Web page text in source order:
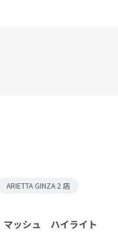
ARIETTA GINZA 2 店
ッシュ ハイライト